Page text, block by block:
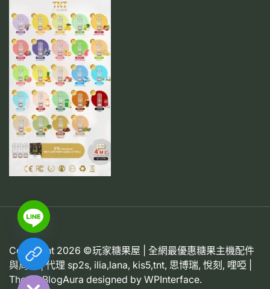
Copyright 2026 ©玩家糖果屋 | 全網最優惠糖果主機配件
與周邊 | 代理 sp2s, ilia,lana, kis5,tnt, 思博瑞, 悅刻, 哩啞 |
Theme BlogAura designed by WPInterface.
Hide
chaty